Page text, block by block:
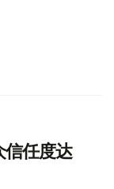
信任度达